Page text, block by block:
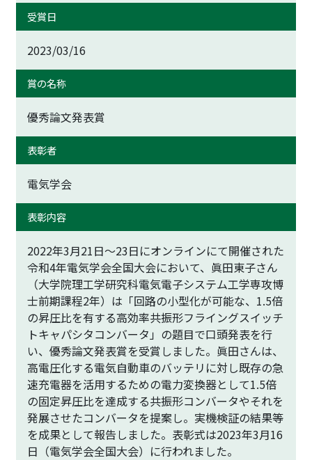
受賞日
2023/03/16
賞の名称
優秀論文発表賞
表彰者
電気学会
表彰内容
2022年3月21日～23日にオンラインにて開催された
令和4年電気学会全国大会において、眞田東子さん
（大学院理工学研究科電気電子システム工学専攻博
士前期課程2年）は「回路の小型化が可能な、1.5倍
の昇圧比を有する高効率共振形フライングスイッチ
トキャパシタコンバータ」の題目で口頭発表を行
い、優秀論文発表賞を受賞しました。眞田さんは、
高電圧化する電気自動車のバッテリに対し既存の急
速充電器を活用するための電力変換器として1.5倍
の固定昇圧比を達成する共振形コンバータやそれを
発展させたコンバータを提案し。実機検証の結果等
を成果として報告しました。表彰式は2023年3月16
日（電気学会全国大会）に行われました。